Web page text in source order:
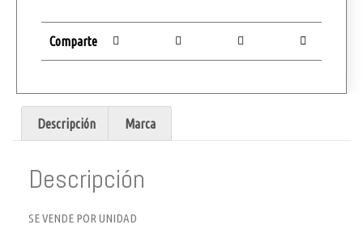
Comparte
Descripción Marca
Descripción
SE VENDE POR UNIDAD